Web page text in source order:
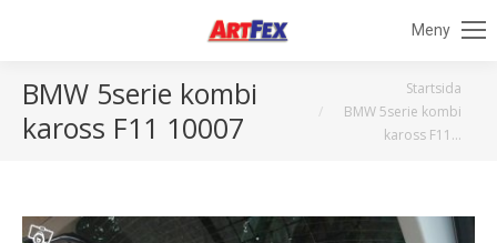
Meny
BMW 5serie kombi
kaross F11 10007
Startsida
BMW 5serie kombi
kaross F11…